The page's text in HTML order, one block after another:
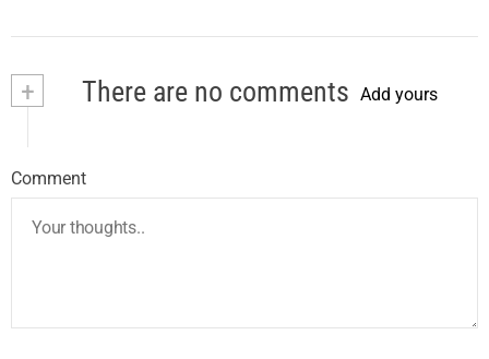
+ There are no comments Add yours
Comment